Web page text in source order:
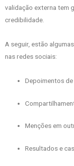
validação externa tem
credibilidade.
A seguir, estão
nas redes sociais:
Depoimentos
Menções em
Resultados e